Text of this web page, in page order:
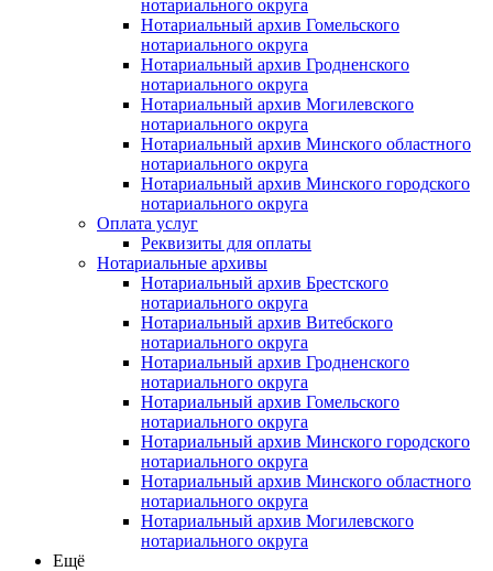
нотариального округа
Нотариальный архив Гомельского
нотариального округа
Нотариальный архив Гродненского
нотариального округа
Нотариальный архив Могилевского
нотариального округа
Нотариальный архив Минского областного
нотариального округа
Нотариальный архив Минского городского
нотариального округа
Оплата услуг
Реквизиты для оплаты
Нотариальные архивы
Нотариальный архив Брестского
нотариального округа
Нотариальный архив Витебского
нотариального округа
Нотариальный архив Гродненского
нотариального округа
Нотариальный архив Гомельского
нотариального округа
Нотариальный архив Минского городского
нотариального округа
Нотариальный архив Минского областного
нотариального округа
Нотариальный архив Могилевского
нотариального округа
Ещё